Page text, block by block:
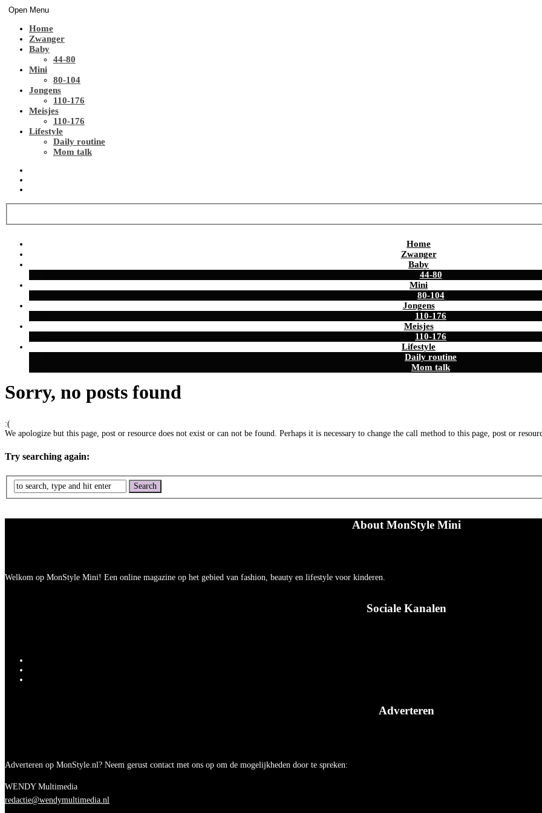
Open Menu
Home
Zwanger
Baby
44-80
Mini
80-104
Jongens
110-176
Meisjes
110-176
Lifestyle
Daily routine
Mom talk
Home
Zwanger
Baby
44-80
Mini
80-104
Jongens
110-176
Meisjes
110-176
Lifestyle
Daily routine
Mom talk
Sorry, no posts found
:(
We apologize but this page, post or resource does not exist or can not be found. Perhaps it is necessary to change the call method to this page, post or
Try searching again:
About MonStyle Mini
Welkom op MonStyle Mini! Een online magazine op het gebied van fashion, beauty en lifestyle voor kinderen.
Sociale Kanalen
Adverteren
Adverteren op MonStyle.nl? Neem gerust contact met ons op om de mogelijkheden door te spreken:
WENDY Multimedia
redactie@wendymultimedia.nl